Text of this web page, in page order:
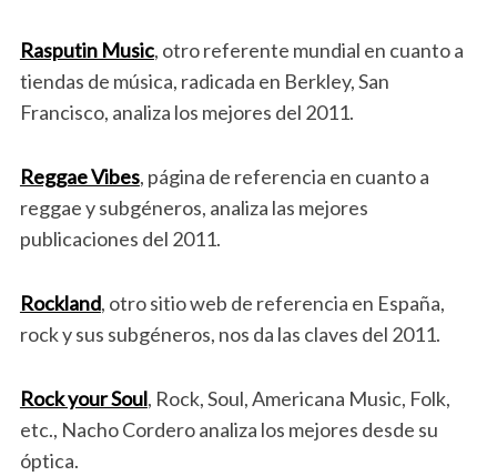
Rasputin Music, otro referente mundial en cuanto a
tiendas de música, radicada en Berkley, San
Francisco, analiza los mejores del 2011.
Reggae Vibes, página de referencia en cuanto a
reggae y subgéneros, analiza las mejores
publicaciones del 2011.
Rockland, otro sitio web de referencia en España,
rock y sus subgéneros, nos da las claves del 2011.
Rock your Soul, Rock, Soul, Americana Music, Folk,
etc., Nacho Cordero analiza los mejores desde su
óptica.